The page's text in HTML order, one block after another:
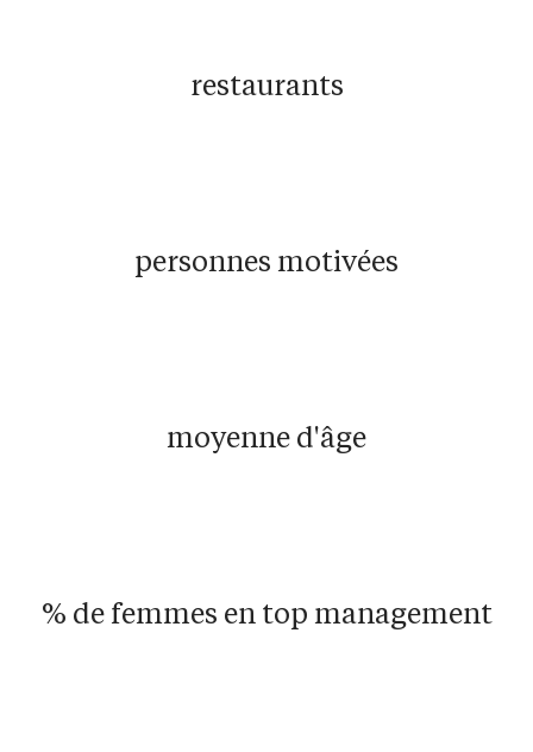
restaurants
personnes motivées
moyenne d'âge
% de femmes en top management